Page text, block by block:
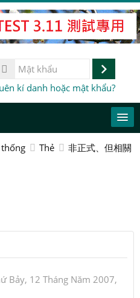
Đăng
kí danh hoặc mật khẩu?
thống Thẻ 非正式、但相關
Bảy, 12 Tháng Năm 2007,